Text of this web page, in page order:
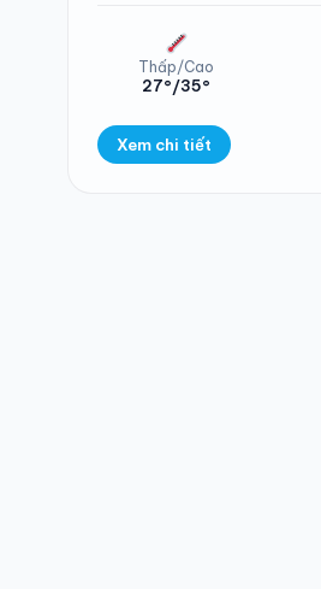
Thấp/Cao
27°/35°
Xem chi tiết